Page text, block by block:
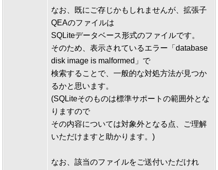
なお、既にご存じかもしれませんが、拡張子
QEAのファイルは
SQLiteデータベース形式のファイルです。
そのため、表示されているエラー「database
disk image is malformed」で
検索することで、一般的な対処方法が見つか
るかと思います。
(SQLiteそのものは標準サポートの範囲外とな
りますので
その内容については対象外となる点、ご理解
いただけますと助かります。)
なお、該当のファイルをご送付いただけれ